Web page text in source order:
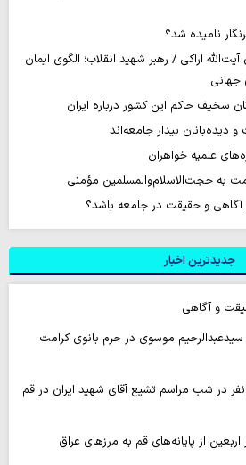
اراکی / رهبر شهید انقلاب؛ الگوی ایمان
جهانی
سخیف حاکم این کشور درباره ایران
دیده‌بانان بیدار جامعه‌اند
علمیه خواهران
به حجت‌الاسلام‌والمسلمین مؤمنی
آگاهی و حقیقت در جامعه باشد؟
جدیدترین اخبار
و آگاهی
موسوی در حرم بانوی کرامت
از ۷۵۰ هزار نفر در شب مراسم تشیع آقای شهید ایران در قم